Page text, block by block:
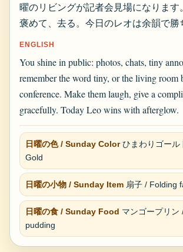
曜のリビングが記者会見場になります
褒めて、去る。今日のレオは余韻で勝
ENGLISH
You shine in public: photos, chats, tiny
remember the word tiny, or the living room
conference. Make them laugh, give a
gracefully. Today Leo wins with afterglow.
日曜の色 / Sunday Colorひまわりゴール
Gold
日曜の小物 / Sunday Item扇子 / Folding
日曜の食 / Sunday Food マンゴープリン
pudding